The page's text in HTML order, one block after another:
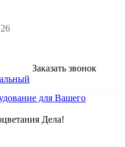
Заказать звонок
Дела!